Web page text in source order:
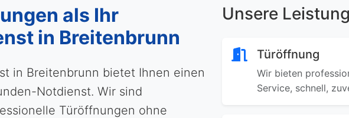
als Ihr
in Breitenbrunn
in Breitenbrunn bietet Ihnen einen
Notdienst. Wir sind
Türöffnungen ohne
Unsere
Türöffnung
Wir bieten
Service, schnell,